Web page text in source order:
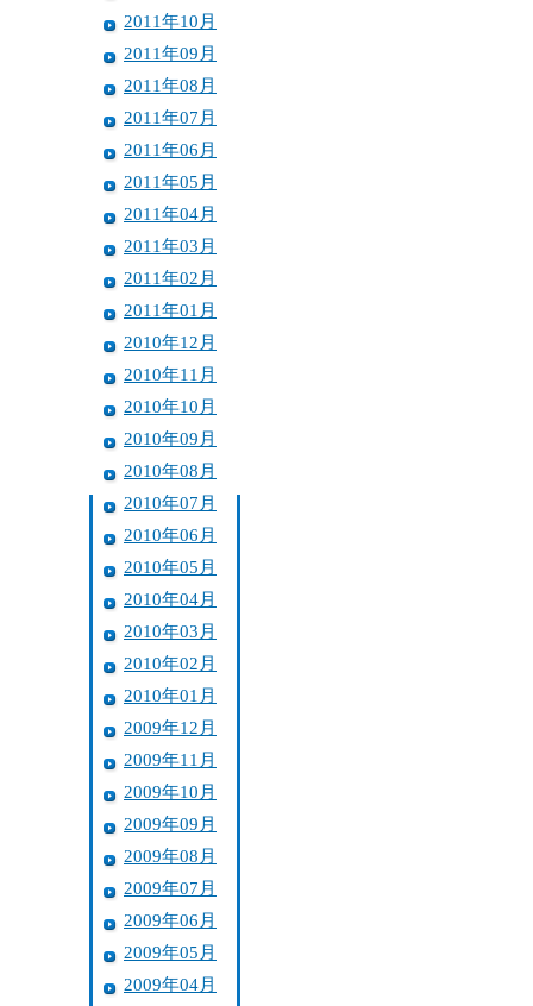
2011年10月
2011年09月
2011年08月
2011年07月
2011年06月
2011年05月
2011年04月
2011年03月
2011年02月
2011年01月
2010年12月
2010年11月
2010年10月
2010年09月
2010年08月
2010年07月
2010年06月
2010年05月
2010年04月
2010年03月
2010年02月
2010年01月
2009年12月
2009年11月
2009年10月
2009年09月
2009年08月
2009年07月
2009年06月
2009年05月
2009年04月